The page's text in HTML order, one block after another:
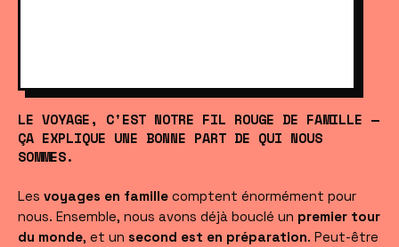
LE VOYAGE, C'EST NOTRE FIL ROUGE DE FAMILLE —
ÇA EXPLIQUE UNE BONNE PART DE QUI NOUS
SOMMES.
Les voyages en famille comptent énormément pour
nous. Ensemble, nous avons déjà bouclé un premier tour
du monde, et un second est en préparation. Peut-être